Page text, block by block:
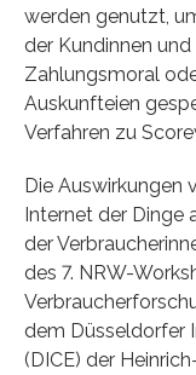
werden genutzt,
der Kundinnen
Zahlungsmoral
Auskunfteien
Verfahren zu
Die Auswirkungen
Internet der Dinge
der
des 7. NRW-
dem Düsseldorfer
(DICE) der